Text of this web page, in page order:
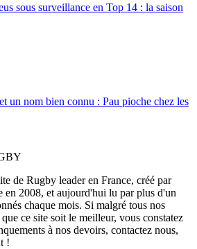
sous surveillance en Top 14 : la saison
un nom bien connu : Pau pioche chez les
de Rugby leader en France, créé par
en 2008, et aujourd'hui lu par plus d'un
chaque mois. Si malgré tous nos
ce site soit le meilleur, vous constatez
à nos devoirs, contactez nous,
!